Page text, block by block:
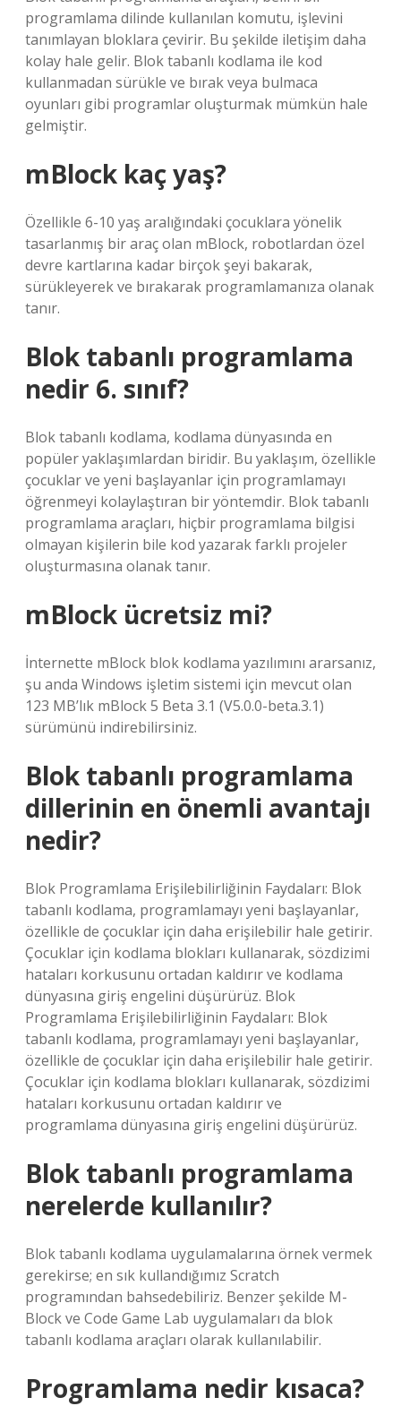
programlama dilinde kullanılan komutu, işlevini
tanımlayan bloklara çevirir. Bu şekilde iletişim daha
kolay hale gelir. Blok tabanlı kodlama ile kod
kullanmadan sürükle ve bırak veya bulmaca
oyunları gibi programlar oluşturmak mümkün hale
gelmiştir.
mBlock kaç yaş?
Özellikle 6-10 yaş aralığındaki çocuklara yönelik
tasarlanmış bir araç olan mBlock, robotlardan özel
devre kartlarına kadar birçok şeyi bakarak,
sürükleyerek ve bırakarak programlamanıza olanak
tanır.
Blok tabanlı programlama
nedir 6. sınıf?
Blok tabanlı kodlama, kodlama dünyasında en
popüler yaklaşımlardan biridir. Bu yaklaşım, özellikle
çocuklar ve yeni başlayanlar için programlamayı
öğrenmeyi kolaylaştıran bir yöntemdir. Blok tabanlı
programlama araçları, hiçbir programlama bilgisi
olmayan kişilerin bile kod yazarak farklı projeler
oluşturmasına olanak tanır.
mBlock ücretsiz mi?
İnternette mBlock blok kodlama yazılımını ararsanız,
şu anda Windows işletim sistemi için mevcut olan
123 MB’lık mBlock 5 Beta 3.1 (V5.0.0-beta.3.1)
sürümünü indirebilirsiniz.
Blok tabanlı programlama
dillerinin en önemli avantajı
nedir?
Blok Programlama Erişilebilirliğinin Faydaları: Blok
tabanlı kodlama, programlamayı yeni başlayanlar,
özellikle de çocuklar için daha erişilebilir hale getirir.
Çocuklar için kodlama blokları kullanarak, sözdizimi
hataları korkusunu ortadan kaldırır ve kodlama
dünyasına giriş engelini düşürürüz. Blok
Programlama Erişilebilirliğinin Faydaları: Blok
tabanlı kodlama, programlamayı yeni başlayanlar,
özellikle de çocuklar için daha erişilebilir hale getirir.
Çocuklar için kodlama blokları kullanarak, sözdizimi
hataları korkusunu ortadan kaldırır ve
programlama dünyasına giriş engelini düşürürüz.
Blok tabanlı programlama
nerelerde kullanılır?
Blok tabanlı kodlama uygulamalarına örnek vermek
gerekirse; en sık kullandığımız Scratch
programından bahsedebiliriz. Benzer şekilde M-
Block ve Code Game Lab uygulamaları da blok
tabanlı kodlama araçları olarak kullanılabilir.
Programlama nedir kısaca?